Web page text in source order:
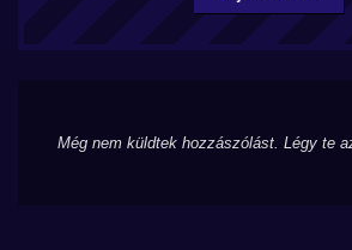
Még nem küldtek hozzászólást. Légy te